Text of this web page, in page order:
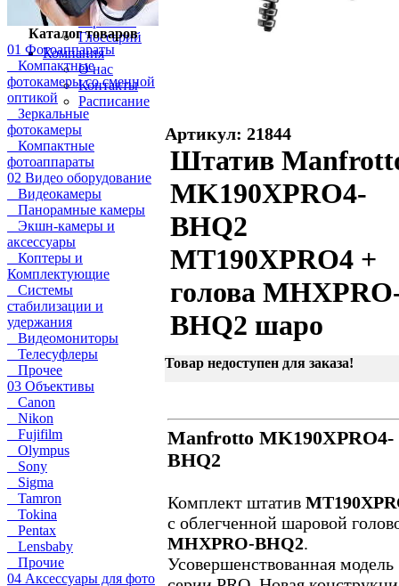
Кредит
Гарантии
Глоссарий
Компания
О нас
Контакты
Расписание
Каталог товаров
01 Фотоаппараты
Компактные
фотокамеры со сменной
оптикой
Зеркальные
фотокамеры
Компактные
фотоаппараты
02 Видео оборудование
Видеокамеры
Панорамные камеры
Экшн-камеры и
аксессуары
Коптеры и
Комплектующие
Системы
стабилизации и
удержания
Видеомониторы
Телесуфлеры
Прочее
03 Объективы
Canon
Nikon
Fujifilm
Olympus
Sony
Sigma
Tamron
Tokina
Pentax
Lensbaby
Прочие
04 Аксессуары для фото
Артикул: 21844
Штатив
MK190XPRO4-
BHQ2
MT190XPRO4 +
голова
BHQ2 шаро
Товар недоступен для заказа!
Manfrotto MK190XPRO4-
BHQ2
Комплект штатив
с облегченной шаровой
MHXPRO-BHQ2.
Усовершенствованная модель